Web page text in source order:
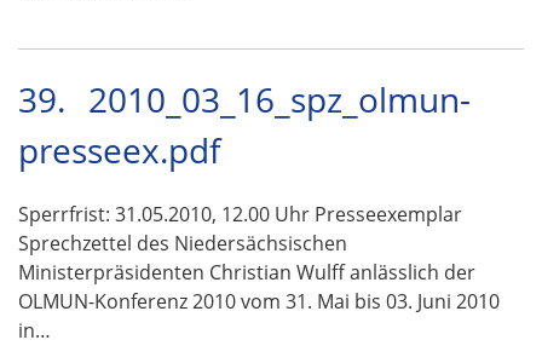
39. 2010_03_16_spz_olmun-
presseex.pdf
Sperrfrist: 31.05.2010, 12.00 Uhr Presseexemplar
Sprechzettel des Niedersächsischen
Ministerpräsidenten Christian Wulff anlässlich der
OLMUN-Konferenz 2010 vom 31. Mai bis 03. Juni 2010
in…